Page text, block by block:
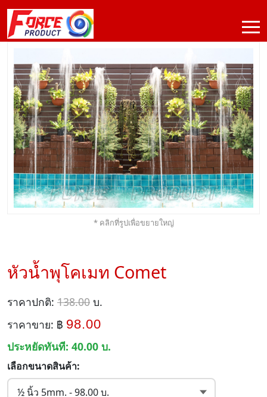
* คลิกที่รูปเพื่อขยายใหญ่
หัวน้ำพุโคเมท Comet
ราคาปกติ: 138.00 บ.
ราคาขาย: ฿ 98.00
ประหยัดทันที: 40.00 บ.
เลือกขนาดสินค้า: